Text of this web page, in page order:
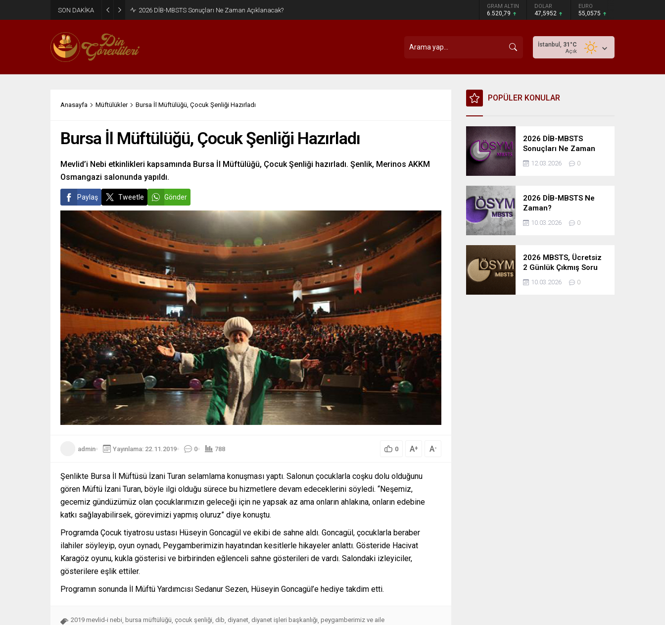
SON DAKİKA 2026 DİB-MBSTS Ne Zaman? GRAM ALTIN
6.520,79
DOLAR
47,5952
EURO
55,0575
İstanbul, 31 °C
Açık
Anasayfa Müftülükler Bursa İl Müftülüğü, Çocuk Şenliği Hazırladı
Bursa İl Müftülüğü, Çocuk Şenliği Hazırladı
Mevlid’i Nebi etkinlikleri kapsamında Bursa İl Müftülüğü, Çocuk Şenliği hazırladı. Şenlik, Merinos AKKM
Osmangazi salonunda yapıldı.
Paylaş Tweetle Gönder
admin Yayınlama: 22.11.2019 0 788 0 A+ A-
Şenlikte Bursa İl Müftüsü İzani Turan selamlama konuşması yaptı. Salonun çocuklarla coşku dolu olduğunu
gören Müftü İzani Turan, böyle ilgi olduğu sürece bu hizmetlere devam edeceklerini söyledi. “Neşemiz,
gecemiz gündüzümüz olan çocuklarımızın geleceği için ne yapsak az ama onların ahlakına, onların edebine
katkı sağlayabilirsek, görevimizi yapmış oluruz” diye konuştu.
Programda Çocuk tiyatrosu ustası Hüseyin Goncagül ve ekibi de sahne aldı. Goncagül, çocuklarla beraber
ilahiler söyleyip, oyun oynadı, Peygamberimizin hayatından kesitlerle hikayeler anlattı. Gösteride Hacivat
Karagöz oyunu, kukla gösterisi ve birbirinden eğlenceli sahne gösterileri de vardı. Salondaki izleyiciler,
gösterilere eşlik ettiler.
Programın sonunda İl Müftü Yardımcısı Sedanur Sezen, Hüseyin Goncagül’e hediye takdim etti.
2019 mevlid-i nebi, bursa müftülüğü, çocuk şenliği, dib, diyanet, diyanet işleri başkanlığı, peygamberimiz ve aile
POPÜLER KONULAR
2026 DİB-MBSTS
Sonuçları Ne Zaman
Açıklanacak?
12.03.2026 0
2026 DİB-MBSTS Ne
Zaman?
10.03.2026 0
2026 MBSTS, Ücretsiz
2 Günlük Çıkmış Soru
Çözüm Kampı
10.03.2026 0